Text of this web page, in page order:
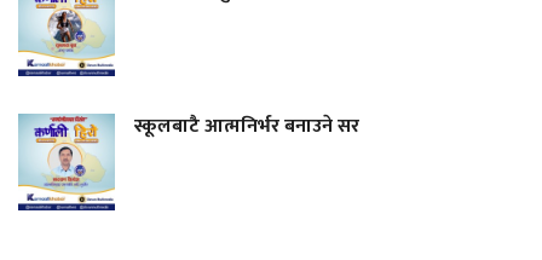
स्कूलबाटै आत्मनिर्भर बनाउने सर